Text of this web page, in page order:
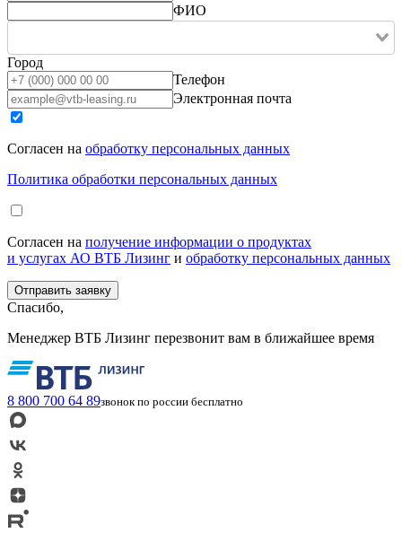
ФИО
Город
Телефон
Электронная почта
Согласен на обработку персональных данных
Политика обработки персональных данных
Согласен на получение информации о продуктах
и услугах АО ВТБ Лизинг и обработку персональных данных
Спасибо,
Менеджер ВТБ Лизинг перезвонит вам в ближайшее время
8 800 700 64 89звонок по россии бесплатно